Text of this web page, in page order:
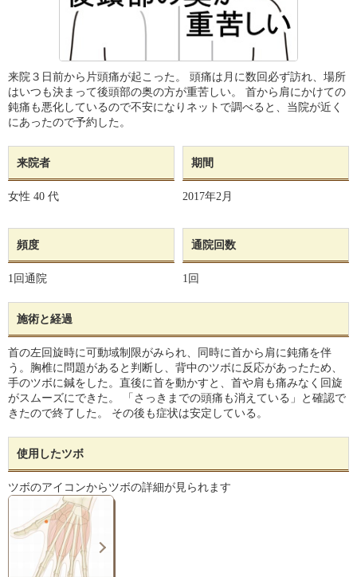
来院３日前から片頭痛が起こった。 頭痛は月に数回必ず訪れ、場所
はいつも決まって後頭部の奥の方が重苦しい。 首から肩にかけての
鈍痛も悪化しているので不安になりネットで調べると、当院が近く
にあったので予約した。
来院者
女性 40 代
期間
2017年2月
頻度
1回通院
通院回数
1回
施術と経過
首の左回旋時に可動域制限がみられ、同時に首から肩に鈍痛を伴
う。胸椎に問題があると判断し、背中のツボに反応があったため、
手のツボに鍼をした。直後に首を動かすと、首や肩も痛みなく回旋
がスムーズにできた。 「さっきまでの頭痛も消えている」と確認で
きたので終了した。 その後も症状は安定している。
使用したツボ
ツボのアイコンからツボの詳細が見られます